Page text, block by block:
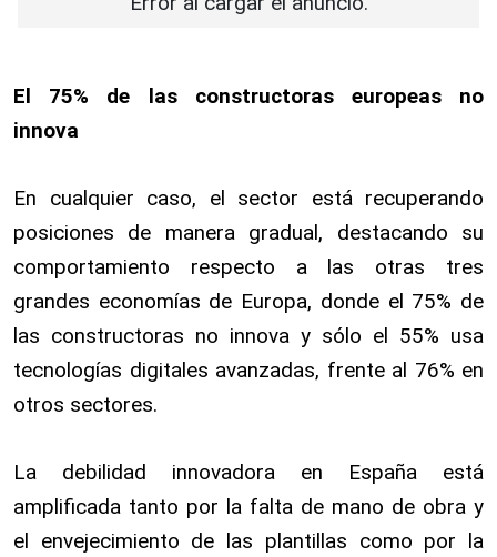
El 75% de las constructoras europeas no
innova
En cualquier caso, el sector está recuperando
posiciones de manera gradual, destacando su
comportamiento respecto a las otras tres
grandes economías de Europa, donde el 75% de
las constructoras no innova y sólo el 55% usa
tecnologías digitales avanzadas, frente al 76% en
otros sectores.
La debilidad innovadora en España está
amplificada tanto por la falta de mano de obra y
el envejecimiento de las plantillas como por la